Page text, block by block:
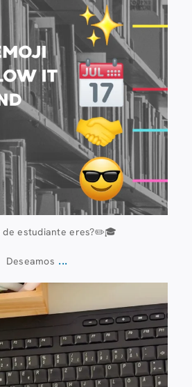
de estudiante eres?✏️🎓
Deseamos ...
13 de julio
61